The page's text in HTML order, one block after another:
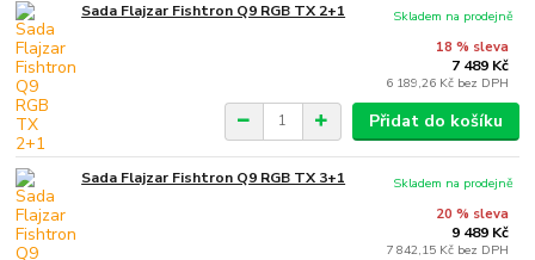
Sada Flajzar Fishtron Q9 RGB TX 2+1
18 % sleva
7 489 Kč
6 189,26 Kč bez DPH
Skladem na prodejně
Přidat do košíku
Sada Flajzar Fishtron Q9 RGB TX 3+1
20 % sleva
9 489 Kč
7 842,15 Kč bez DPH
Skladem na prodejně